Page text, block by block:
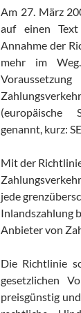
Am 27. März
auf einen
Annahme der
mehr im
(europäische
genannt, kurz:
Mit der
jede
Inlandszahlung
Anbieter von
Die Richtlinie
gesetzlichen
preisgünstig